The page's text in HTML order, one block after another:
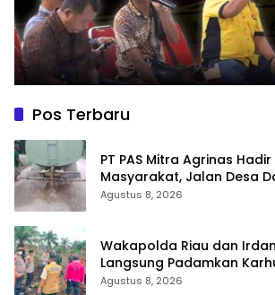
Pos Terbaru
‎PT PAS Mitra Agrinas
Masyarakat, Jalan Desa
Dirawat dan Disiram
Agustus 8, 2026
Wakapolda Riau dan
Langsung Padamkan
Limau Kapas Rohil
Agustus 8, 2026